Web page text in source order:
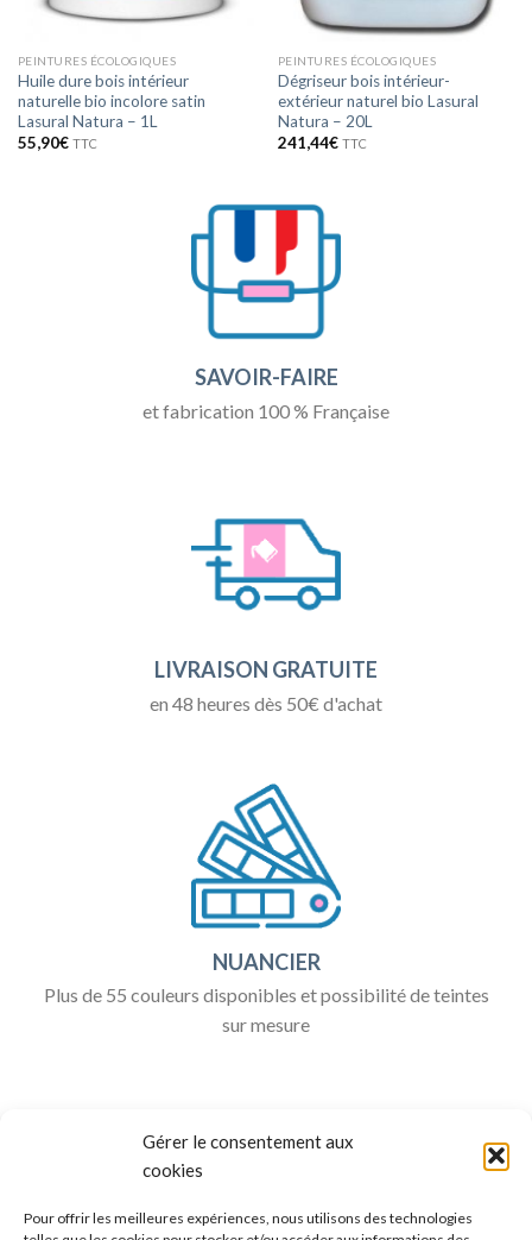
Gérer le consentement aux
cookies
Pour offrir les meilleures expériences, nous utilisons des technologies
PEINTURES ÉCOLOGIQUES
Huile dure bois intérieur
naturelle bio incolore satin
Lasural Natura – 1L
55,90€ TTC
PEINTURES ÉCOLOGIQUES
Dégriseur bois intérieur-
extérieur naturel bio Lasural
Natura – 20L
241,44€ TTC
SAVOIR-FAIRE
et fabrication 100 % Française
LIVRAISON GRATUITE
en 48 heures dès 50€ d'achat
NUANCIER
Plus de 55 couleurs disponibles et possibilité de teintes
sur mesure